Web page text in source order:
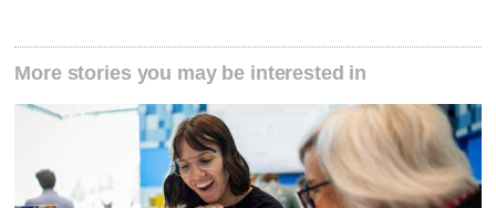
More stories you may be interested in